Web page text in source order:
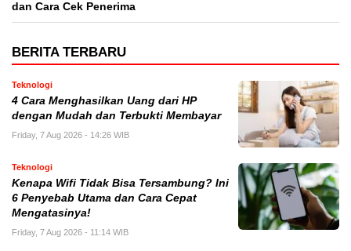
dan Cara Cek Penerima
BERITA TERBARU
Teknologi
4 Cara Menghasilkan Uang dari HP
dengan Mudah dan Terbukti Membayar
Friday, 7 Aug 2026 - 14:26 WIB
Teknologi
Kenapa Wifi Tidak Bisa Tersambung? Ini
6 Penyebab Utama dan Cara Cepat
Mengatasinya!
Friday, 7 Aug 2026 - 11:14 WIB